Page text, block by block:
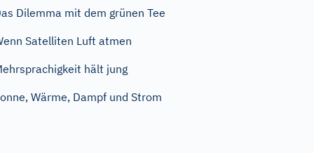
Dilemma mit dem grünen Tee
Satelliten Luft atmen
hält jung
Wärme, Dampf und Strom